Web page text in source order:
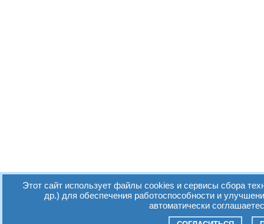
Этот сайт использует файлы cookies и сервисы сбора
др.) для обеспечения работоспособности и
автоматически